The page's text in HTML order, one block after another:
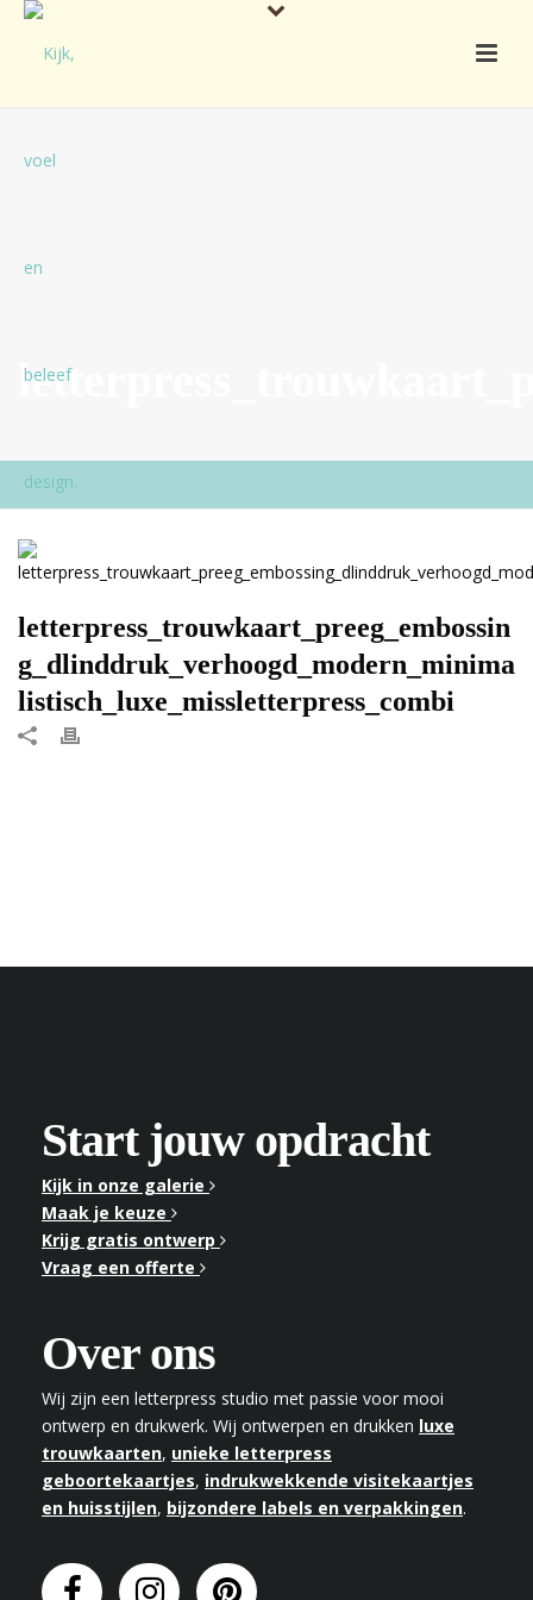
letterpress_trouwkaart_preeg_embossin
g_dlinddruk_verhoogd_modern_minima
listisch_luxe_missletterpress_combi
Start jouw opdracht
Kijk in onze galerie
Maak je keuze
Krijg gratis ontwerp
Vraag een offerte
Over ons
Wij zijn een letterpress studio met passie voor mooi
ontwerp en drukwerk. Wij ontwerpen en drukken luxe
trouwkaarten, unieke letterpress
geboortekaartjes, indrukwekkende visitekaartjes
en huisstijlen, bijzondere labels en verpakkingen.